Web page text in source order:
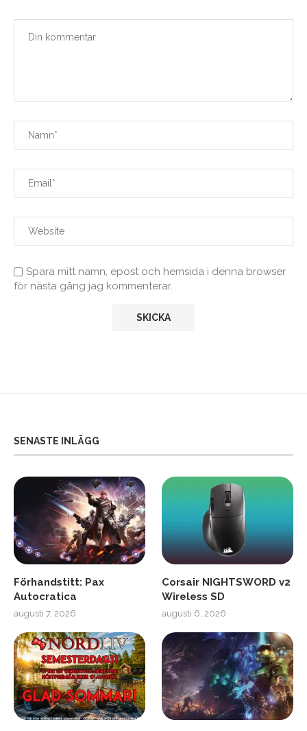
Spara mitt namn, epost och hemsida i denna browser
för nästa gång jag kommenterar.
SENASTE INLÄGG
Förhandstitt: Pax
Autocratica
augusti 7, 2026
Corsair NIGHTSWORD v2
Wireless SD
augusti 6, 2026